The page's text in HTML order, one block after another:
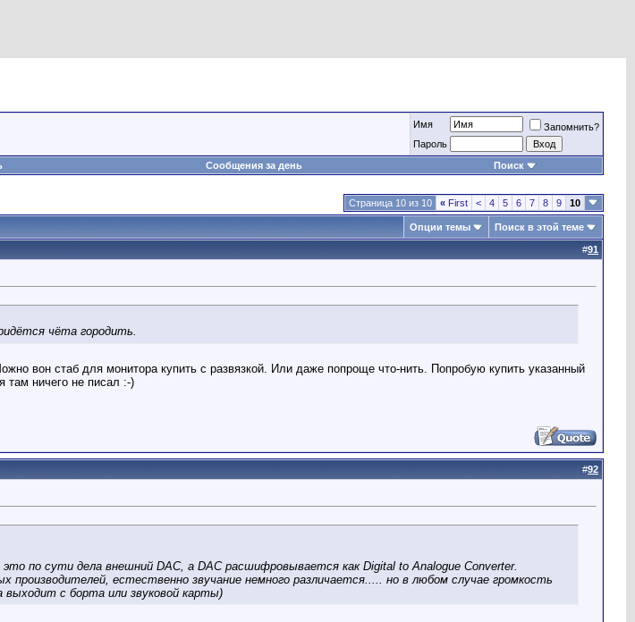
Имя
Запомнить?
Пароль
Сообщения за день Поиск
Страница 10 из 10 « First < 4 5 6 7 8 9 10
Опции темы Поиск в этой теме
#91
чёта городить.
вон стаб для монитора купить с развязкой. Или даже попроще что-нить. Попробую купить указанный
там ничего не писал :-)
#92
по сути дела внешний DAC, а DAC расшифровывается как Digital to Analogue Converter.
естественно звучание немного различается..... но в любом случае громкость
выходит с борта или звуковой карты)